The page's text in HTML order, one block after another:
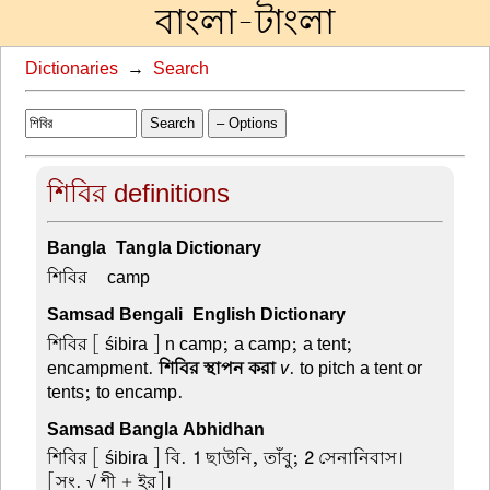
বাংলা-টাংলা
Dictionaries → Search
Search – Options
শিবির definitions
Bangla-Tangla Dictionary
শিবির –camp
Samsad Bengali-English Dictionary
শিবির [ śibira ] n camp; a camp; a tent;
encampment.শিবির স্থাপন করা v. to pitch a tent or
tents; to encamp.
Samsad Bangla Abhidhan
শিবির [ śibira ] বি. 1 ছাউনি, তাঁবু; 2 সেনানিবাস।
[সং. √ শী + ইর]।